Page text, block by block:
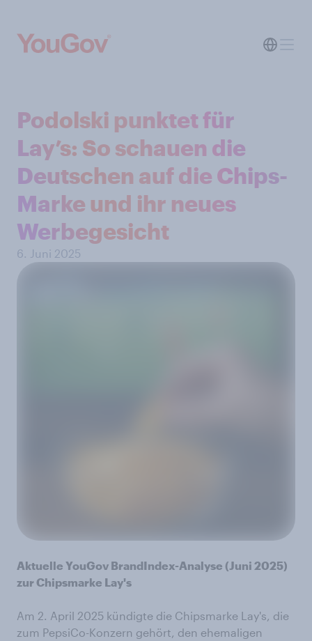
Podolski punktet für
Lay’s: So schauen die
Deutschen auf die Chips-
Marke und ihr neues
Werbegesicht
6. Juni 2025
Aktuelle YouGov BrandIndex-Analyse (Juni 2025)
zur Chipsmarke Lay's
Am 2. April 2025 kündigte die Chipsmarke Lay's, die
zum PepsiCo-Konzern gehört, den ehemaligen